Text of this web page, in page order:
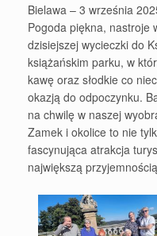
Bielawa – 3 września
Pogoda piękna, nastroje
dzisiejszej wycieczki do
książańskim parku, w
kawę oraz słodkie co
okazją do odpoczynku.
na chwilę w naszej
Zamek i okolice to nie
fascynująca atrakcja
największą